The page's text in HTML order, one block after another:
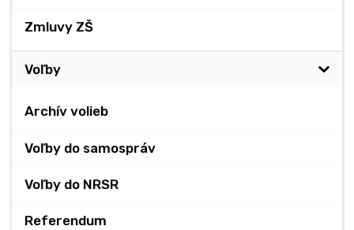
Zmluvy ZŠ
Voľby
Archív volieb
Voľby do samospráv
Voľby do NRSR
Referendum